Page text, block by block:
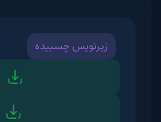
زیرنویس چسبیده